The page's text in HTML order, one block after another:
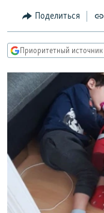
навигации
Вернутся
поиску
IDEL.РЕАЛИИ
СЕВЕР.РЕАЛИИ
СИБИРЬ.РЕАЛИИ
РАСПИСАНИЕ
ПОДПИШИТЕСЬ НА
СОЦИАЛЬНЫЕ СЕТИ
Поделиться
Приоритетный